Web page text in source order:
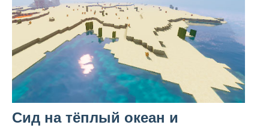
Сид на тёплый океан и